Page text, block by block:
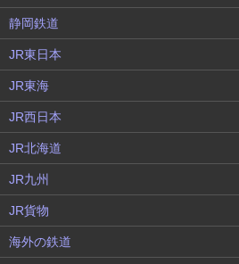
静岡鉄道
JR東日本
JR東海
JR西日本
JR北海道
JR九州
JR貨物
海外の鉄道